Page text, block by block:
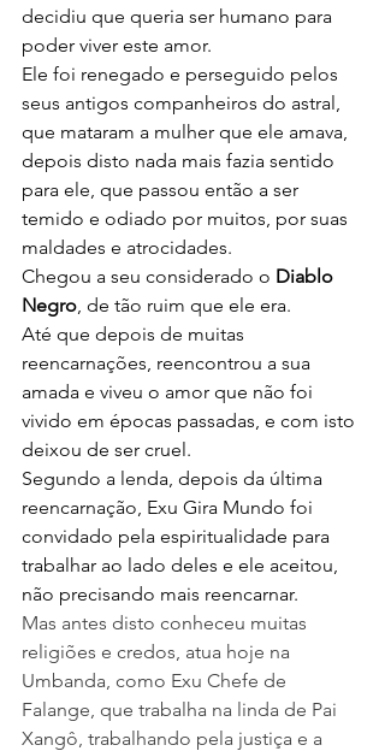
decidiu que queria ser humano para
poder viver este amor.
Ele foi renegado e perseguido pelos
seus antigos companheiros do astral,
que mataram a mulher que ele amava,
depois disto nada mais fazia sentido
para ele, que passou então a ser
temido e odiado por muitos, por suas
maldades e atrocidades.
Chegou a seu considerado o Diablo
Negro, de tão ruim que ele era.
Até que depois de muitas
reencarnações, reencontrou a sua
amada e viveu o amor que não foi
vivido em épocas passadas, e com isto
deixou de ser cruel.
Segundo a lenda, depois da última
reencarnação, Exu Gira Mundo foi
convidado pela espiritualidade para
trabalhar ao lado deles e ele aceitou,
não precisando mais reencarnar.
Mas antes disto conheceu muitas
religiões e credos, atua hoje na
Umbanda, como Exu Chefe de
Falange, que trabalha na linda de Pai
Xangô, trabalhando pela justiça e a